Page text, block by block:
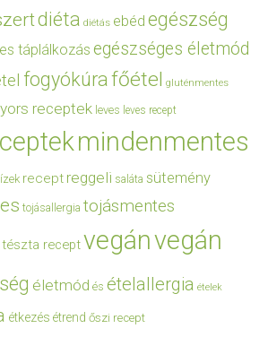
diéta diétás ebéd egészség
táplálkozás egészséges életmód
fogyókúrafőétel gluténmentes
receptek leves leves recept
mindenmentes
recept reggeli saláta sütemény
tojásallergia tojásmentes
tészta receptvegánvegán
életmód és ételallergia ételek
étkezés étrend őszi recept